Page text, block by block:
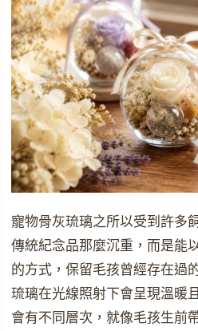
寵物骨灰琉璃之所以受到許多
傳統紀念品那麼沉重，而是能
的方式，保留毛孩曾經存在過
琉璃在光線照射下會呈現溫暖
會有不同層次，就像毛孩生前